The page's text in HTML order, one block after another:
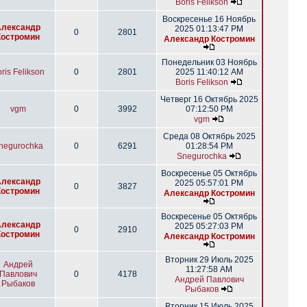
Boris Felikson
0 2801
Воскресенье 16 Ноябрь
2025 01:13:47 PM
Александр Костромин
Felikson 0 2801
Понедельник 03 Ноябрь
2025 11:40:12 AM
Boris Felikson
vgm 0 3992
Четверг 16 Октябрь 2025
07:12:50 PM
vgm
0 6291
Среда 08 Октябрь 2025
01:28:54 PM
Snegurochka
0 3827
Воскресенье 05 Октябрь
2025 05:57:01 PM
Александр Костромин
0 2910
Воскресенье 05 Октябрь
2025 05:27:03 PM
Александр Костромин
Андрей
Павлович
Рыбаков
0 4178
Вторник 29 Июль 2025
11:27:58 AM
Андрей Павлович
Рыбаков